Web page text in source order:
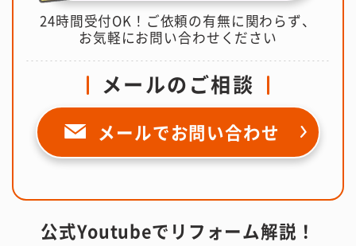
24時間受付OK！ご依頼の有無に関わらず、
お気軽にお問い合わせください
メールのご相談
メールでお問い合わせ
公式Youtubeでリフォーム解説！